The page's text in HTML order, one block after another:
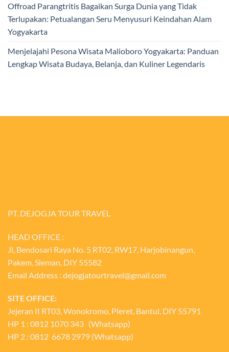
Offroad Parangtritis Bagaikan Surga Dunia yang Tidak
Terlupakan: Petualangan Seru Menyusuri Keindahan Alam
Yogyakarta
Menjelajahi Pesona Wisata Malioboro Yogyakarta: Panduan
Lengkap Wisata Budaya, Belanja, dan Kuliner Legendaris
PT. DEJOGJA TOUR TRAVEL
HEAD OFFICE :
Jl, Bendosari Raya No. 5 RT02, RW17, Harjobinangun,
Pakem, Sleman, DIY 55582
Email Address : dejogjatourtravel@gmail.com
SITE OFFICE:
Jejeran II RT03, Wonokromo, Pleret, Bantul, DIY 55791
HP 1 : 0812 1070 343 (Whatsapp)
HP 2 : 0812 6678 2979 (Whatsapp)